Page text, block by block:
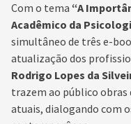
Com o tema “A
Acadêmico da
simultâneo de três e-
atualização dos
Rodrigo Lopes da
trazem ao público obras
atuais, dialogando com